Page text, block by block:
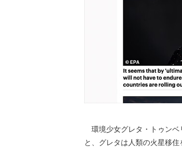
環境少女グレタ・トゥンベ
と、グレタは人類の火星移住